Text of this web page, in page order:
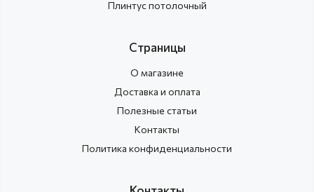
Плинтус потолочный
Страницы
О магазине
Доставка и оплата
Полезные статьи
Контакты
Политика конфиденциальности